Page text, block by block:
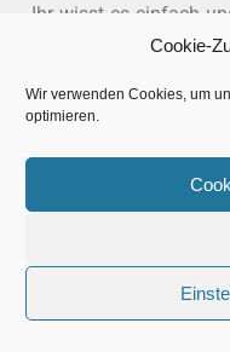
Cookie-
Wir verwenden Cookies, um
optimieren.
„Ihr wisst es einfach
Er nahm ihre Hand,
Zweiter Tag
König Alasdair ging
gelaunt in die
hatte seit gestern
nicht mehr ganz so
könnte er die